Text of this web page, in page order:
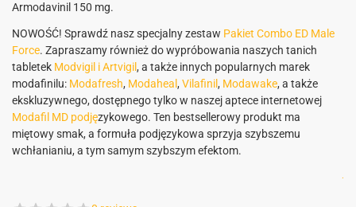
Armodavinil 150 mg.
NOWOŚĆ! Sprawdź nasz specjalny zestaw Pakiet Combo ED Male
Force. Zapraszamy również do wypróbowania naszych tanich
tabletek Modvigil i Artvigil, a także innych popularnych marek
modafinilu: Modafresh, Modaheal , Vilafinil, Modawake, a także
ekskluzywnego, dostępnego tylko w naszej aptece internetowej
Modafil MD podjęzykowego. Ten bestsellerowy produkt ma
miętowy smak, a formuła podjęzykowa sprzyja szybszemu
wchłanianiu, a tym samym szybszym efektom.
.